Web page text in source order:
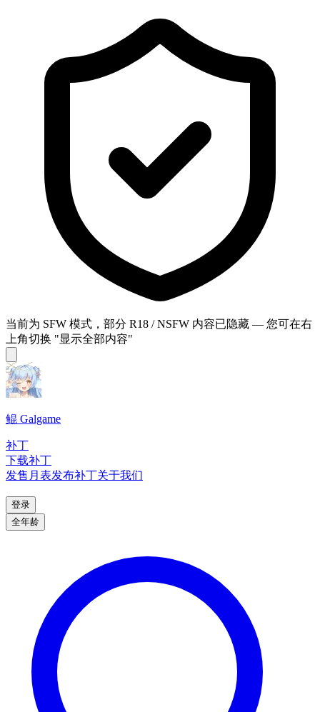
当前为 SFW 模式，部分 R18 / NSFW 内容已隐藏 — 您可在右
上角切换 "显示全部内容"
鲲 Galgame
补丁
下载补丁
发售月表发布补丁关于我们
登录
全年龄